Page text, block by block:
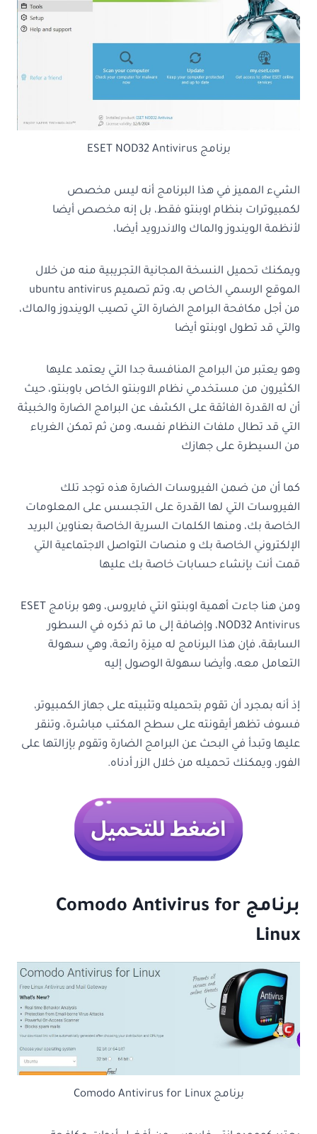
برنامج ESET NOD32 Antivirus
الشيء المميز في هذا البرنامج أنه ليس مخصص
لكمبيوترات بنظام اوبنتو فقط، بل إنه مخصص أيضا
لأنظمة الويندوز والماك والاندرويد أيضا،
ويمكنك تحميل النسخة المجانية التجريبية منه من خلال
الموقع الرسمي الخاص به، وتم تصميم ubuntu antivirus
من أجل مكافحة البرامج الضارة التي تصيب الويندوز والماك،
والتي قد تطول اوبنتو أيضا
وهو يعتبر من البرامج المنافسة جدا التي يعتمد عليها
الكثيرون من مستخدمي نظام الاوبنتو الخاص باوبنتو، حيث
أن له القدرة الفائقة على الكشف عن البرامج الضارة والخبيثة
التي قد تطال ملفات النظام نفسه، ومن ثم تمكن الغرباء
من السيطرة على جهازك
كما أن من ضمن الفيروسات الضارة هذه توجد تلك
الفيروسات التي لها القدرة على التجسس على المعلومات
الخاصة بك، ومنها الكلمات السرية الخاصة بعناوين البريد
الإلكتروني الخاصة بك و منصات التواصل الاجتماعية التي
قمت أنت بإنشاء حسابات خاصة بك عليها
ومن هنا جاءت أهمية اوبنتو انتي فايروس، وهو برنامج ESET
NOD32 Antivirus، وإضافة إلى ما تم ذكره في السطور
السابقة، فإن هذا البرنامج له ميزة رائعة، وهي سهولة
التعامل معه، وأيضا سهولة الوصول إليه
إذ أنه بمجرد أن تقوم بتحميله وتثبيته على جهاز الكمبيوتر،
فسوف تظهر أيقونته على سطح المكتب مباشرة، وتنقر
عليها وتبدأ في البحث عن البرامج الضارة وتقوم بإزالتها على
الفور، ويمكنك تحميله من خلال الزر أدناه.
برنامج Comodo Antivirus for
Linux
برنامج Comodo Antivirus for Linux